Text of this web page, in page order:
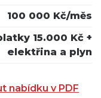
100 000 Kč/měs
15.000 Kč +
elektřina a plyn
nabídku v PDF